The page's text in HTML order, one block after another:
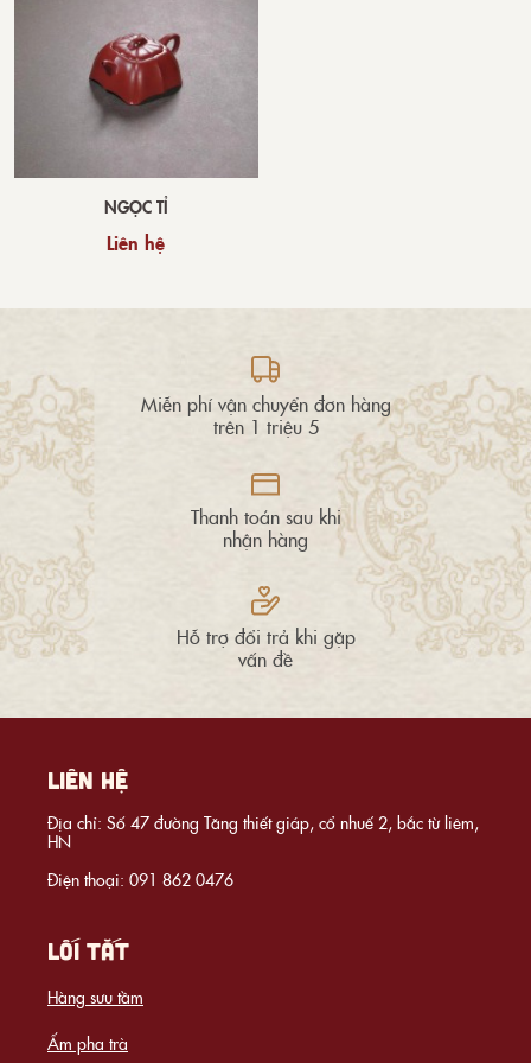
NGỌC TỈ
Liên hệ
Miễn phí vận chuyển đơn hàng
trên 1 triệu 5
Thanh toán sau khi
nhận hàng
Hỗ trợ đổi trả khi gặp
vấn đề
LIÊN HỆ
Địa chỉ: Số 47 đường Tăng thiết giáp, cổ nhuế 2, bắc từ liêm,
HN
Điện thoại: 091 862 0476
LỐI TẮT
Hàng sưu tầm
Ấm pha trà